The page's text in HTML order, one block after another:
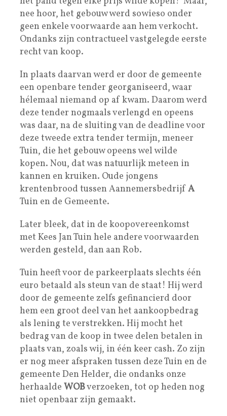
nee hoor, het gebouw werd sowieso onder
geen enkele voorwaarde aan hem verkocht.
Ondanks zijn contractueel vastgelegde eerste
recht van koop.
In plaats daarvan werd er door de gemeente
een openbare tender georganiseerd, waar
hélemaal niemand op af kwam. Daarom werd
deze tender nogmaals verlengd en opeens
was daar, na de sluiting van de deadline voor
deze tweede extra tender termijn, meneer
Tuin, die het gebouw opeens wel wilde
kopen. Nou, dat was natuurlijk meteen in
kannen en kruiken. Oude jongens
krentenbrood tussen Aannemersbedrijf A
Tuin en de Gemeente.
Later bleek, dat in de koopovereenkomst
met Kees Jan Tuin hele andere voorwaarden
werden gesteld, dan aan Rob.
Tuin heeft voor de parkeerplaats slechts één
euro betaald als steun van de staat! Hij werd
door de gemeente zelfs gefinancierd door
hem een groot deel van het aankoopbedrag
als lening te verstrekken. Hij mocht het
bedrag van de koop in twee delen betalen in
plaats van, zoals wij, in één keer cash. Zo zijn
er nog meer afspraken tussen deze Tuin en de
gemeente Den Helder, die ondanks onze
herhaalde WOBverzoeken, tot op heden nog
niet openbaar zijn gemaakt.